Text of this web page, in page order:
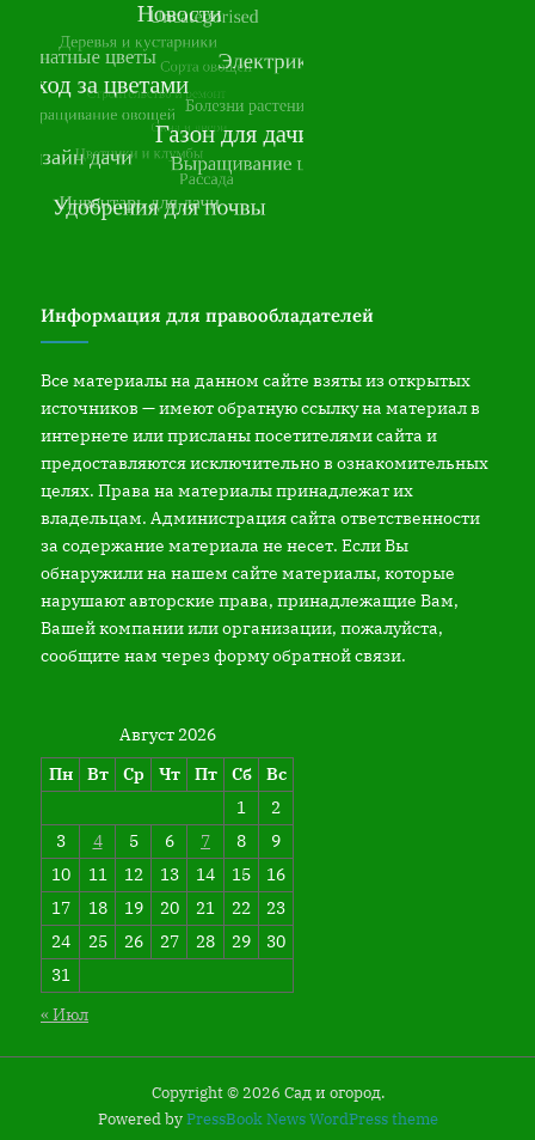
Информация для правообладателей
Все материалы на данном сайте взяты из открытых
источников — имеют обратную ссылку на материал в
интернете или присланы посетителями сайта и
предоставляются исключительно в ознакомительных
целях. Права на материалы принадлежат их
владельцам. Администрация сайта ответственности
за содержание материала не несет. Если Вы
обнаружили на нашем сайте материалы, которые
нарушают авторские права, принадлежащие Вам,
Вашей компании или организации, пожалуйста,
сообщите нам через форму обратной связи.
Август 2026
Пн
Вт Ср Чт Пт Сб
Вс
1
2
3
4 5 6 7 8
9
10
11 12 13 14 15
16
17
18 19 20 21 22
23
24
25 26 27 28 29
30
31
« Июл
Copyright © 2026 Сад и огород.
Powered byPressBook News WordPress theme